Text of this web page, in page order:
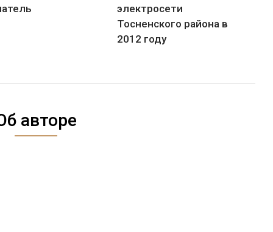
электросети
Тосненского района в
2012 году
авторе